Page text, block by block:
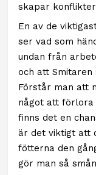
skapar
En av de
ser vad som
undan från
och att
Förstår man att
något att förlora
finns det en
är det viktigt att
fötterna den
gör man så